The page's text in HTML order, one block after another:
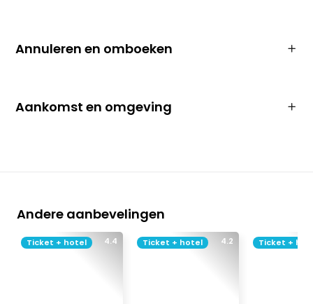
Annuleren en omboeken
Aankomst en omgeving
Andere aanbevelingen
4.4
Ticket + hotel 4.2
Ticket + hotel Ticket +